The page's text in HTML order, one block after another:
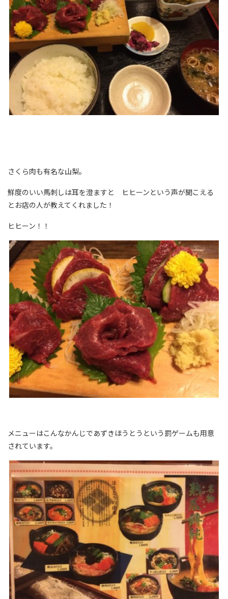
さくら肉も有名な山梨。
鮮度のいい馬刺しは耳を澄ますと ヒヒーンという声が聞こえる
とお店の人が教えてくれました！
ヒヒーン！！
メニューはこんなかんじであずきほうとうという罰ゲームも用意
されています。